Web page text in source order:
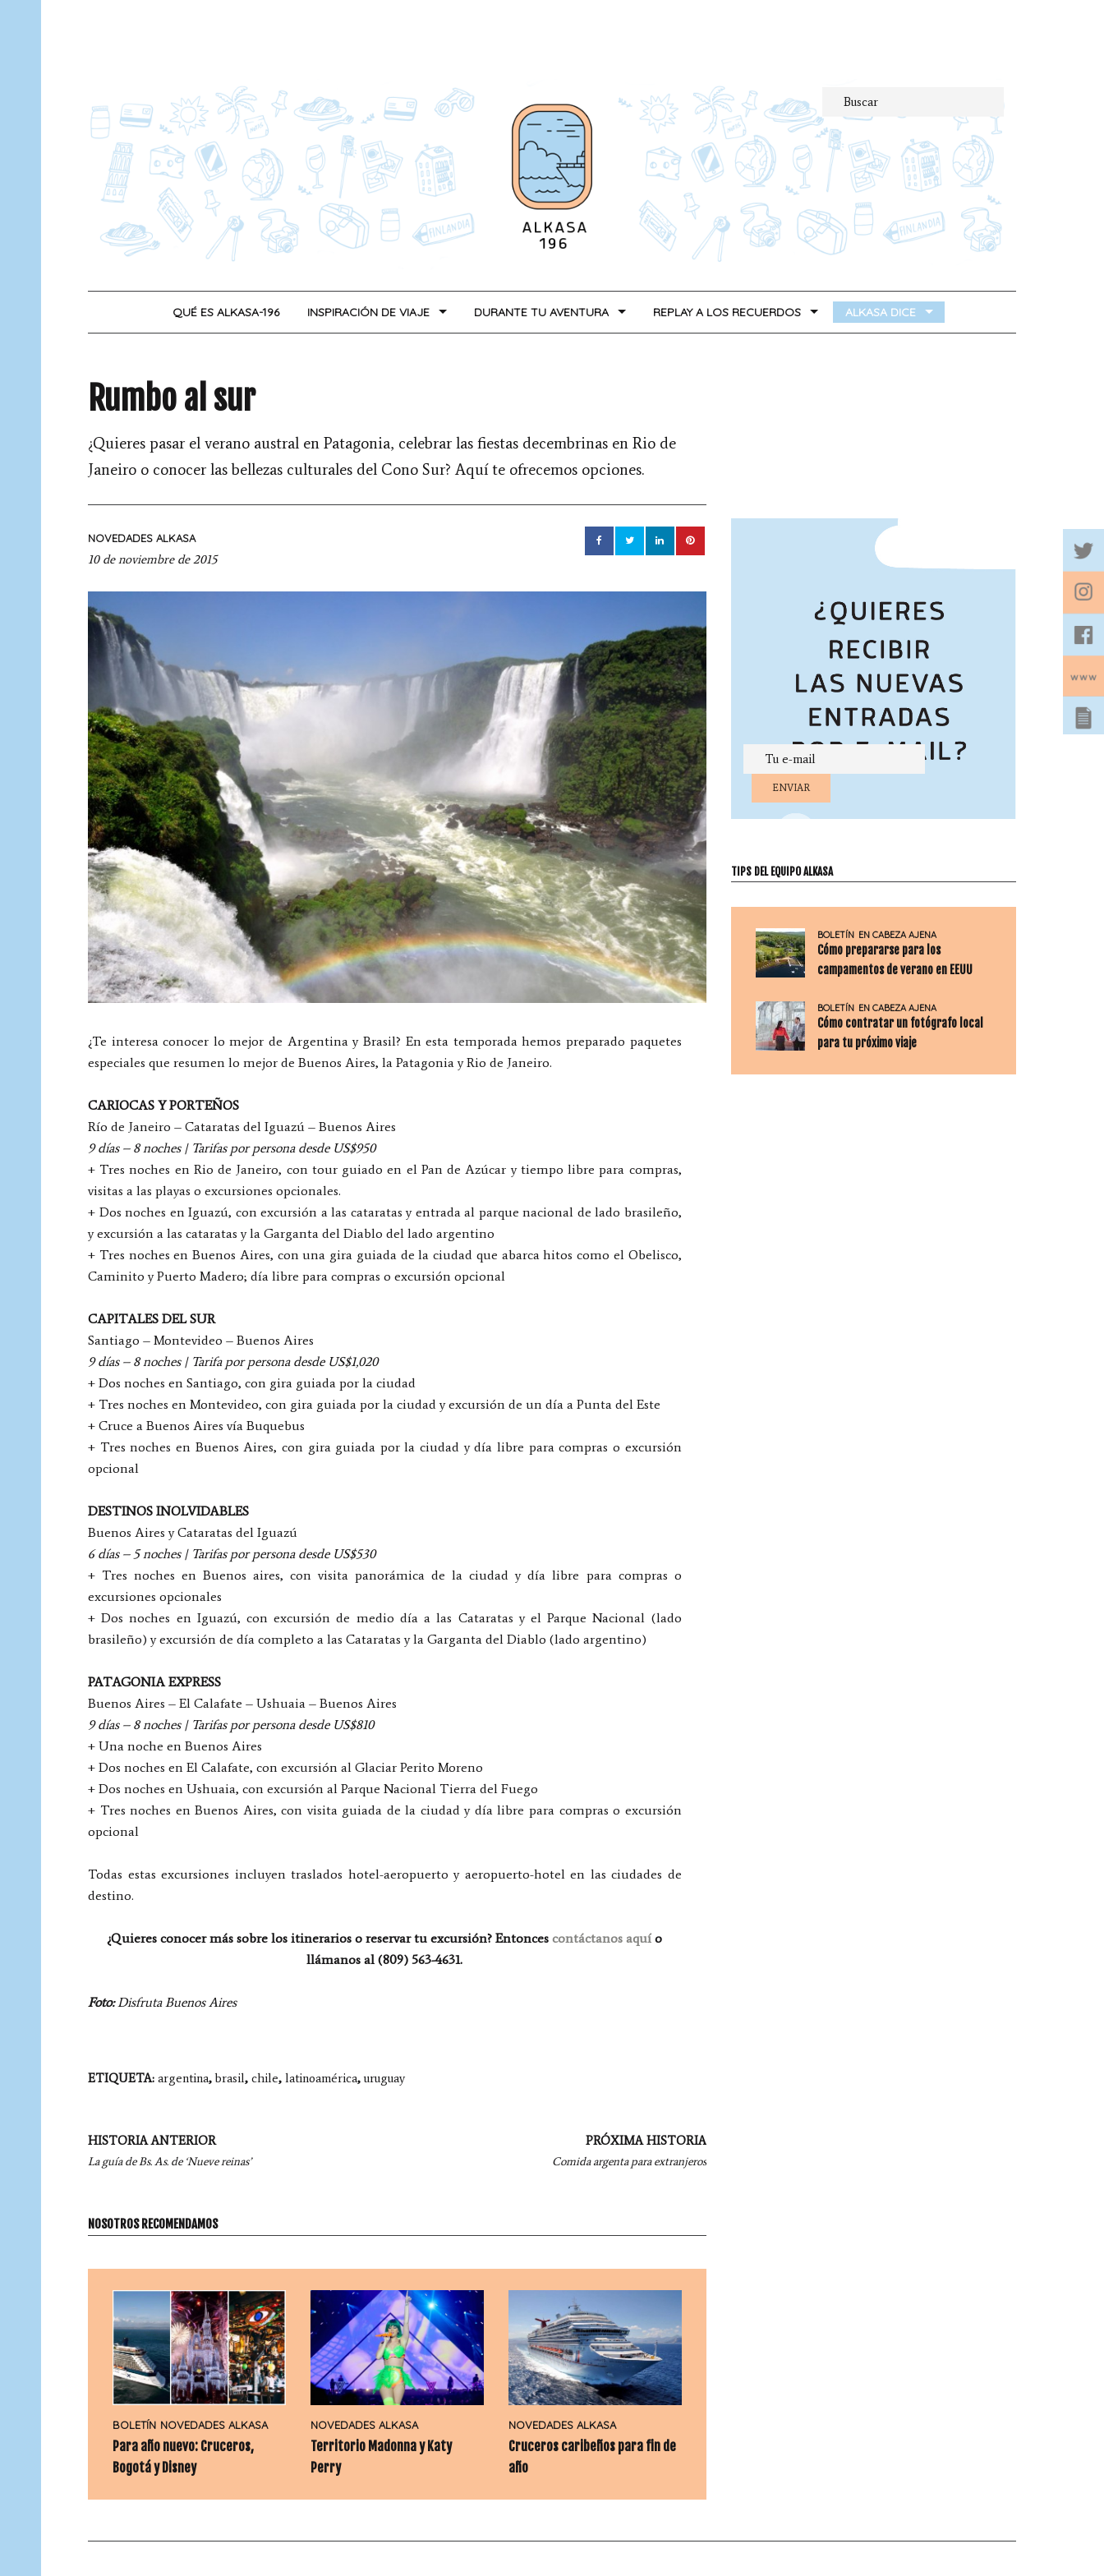
QUÉ ES ALKASA-196 INSPIRACIÓN DE VIAJE DURANTE TU AVENTURA REPLAY A LOS RECUERDOS ALKASA DICE
Rumbo al sur
¿Quieres pasar el verano austral en Patagonia, celebrar las fiestas decembrinas en Rio de
Janeiro o conocer las bellezas culturales del Cono Sur? Aquí te ofrecemos opciones.
NOVEDADES ALKASA
10 de noviembre de 2015
¿Te interesa conocer lo mejor de Argentina y Brasil? En esta temporada hemos preparado paquetes
especiales que resumen lo mejor de Buenos Aires, la Patagonia y Rio de Janeiro.
CARIOCAS Y PORTEÑOS
Río de Janeiro – Cataratas del Iguazú – Buenos Aires
9 días – 8 noches | Tarifas por persona desde US$950
+ Tres noches en Rio de Janeiro, con tour guiado en el Pan de Azúcar y tiempo libre para compras,
visitas a las playas o excursiones opcionales.
+ Dos noches en Iguazú, con excursión a las cataratas y entrada al parque nacional de lado brasileño,
y excursión a las cataratas y la Garganta del Diablo del lado argentino
+ Tres noches en Buenos Aires, con una gira guiada de la ciudad que abarca hitos como el Obelisco,
Caminito y Puerto Madero; día libre para compras o excursión opcional
CAPITALES DEL SUR
Santiago – Montevideo – Buenos Aires
9 días – 8 noches | Tarifa por persona desde US$1,020
+ Dos noches en Santiago, con gira guiada por la ciudad
+ Tres noches en Montevideo, con gira guiada por la ciudad y excursión de un día a Punta del Este
+ Cruce a Buenos Aires vía Buquebus
+ Tres noches en Buenos Aires, con gira guiada por la ciudad y día libre para compras o excursión
opcional
DESTINOS INOLVIDABLES
Buenos Aires y Cataratas del Iguazú
6 días – 5 noches | Tarifas por persona desde US$530
+ Tres noches en Buenos aires, con visita panorámica de la ciudad y día libre para compras o
excursiones opcionales
+ Dos noches en Iguazú, con excursión de medio día a las Cataratas y el Parque Nacional (lado
brasileño) y excursión de día completo a las Cataratas y la Garganta del Diablo (lado argentino)
PATAGONIA EXPRESS
Buenos Aires – El Calafate – Ushuaia – Buenos Aires
9 días – 8 noches | Tarifas por persona desde US$810
+ Una noche en Buenos Aires
+ Dos noches en El Calafate, con excursión al Glaciar Perito Moreno
+ Dos noches en Ushuaia, con excursión al Parque Nacional Tierra del Fuego
+ Tres noches en Buenos Aires, con visita guiada de la ciudad y día libre para compras o excursión
opcional
Todas estas excursiones incluyen traslados hotel-aeropuerto y aeropuerto-hotel en las ciudades de
destino.
¿Quieres conocer más sobre los itinerarios o reservar tu excursión? Entoncescontáctanos aquío
llámanos al (809) 563-4631.
Foto:Disfruta Buenos Aires
ETIQUETA: argentina,brasil, chile, latinoamérica, uruguay
Navegación
por
HISTORIA ANTERIOR
La guía de Bs. As. de ‘Nueve reinas’
PRÓXIMA HISTORIA
Comida argenta para extranjeros
NOSOTROS RECOMENDAMOS
BOLETÍN NOVEDADES ALKASA
Para año nuevo: Cruceros,
Bogotá y Disney
NOVEDADES ALKASA
Territorio Madonna y Katy
Perry
NOVEDADES ALKASA
Cruceros caribeños para fin de
año
TIPS DEL EQUIPO ALKASA
BOLETÍN EN CABEZA AJENA
Cómo prepararse para los
campamentos de verano en EEUU
BOLETÍN EN CABEZA AJENA
Cómo contratar un fotógrafo local
para tu próximo viaje